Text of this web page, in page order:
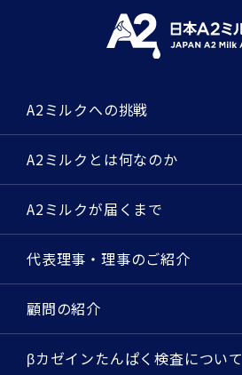
A2ミルクへの挑戦
A2ミルクとは何なのか
A2ミルクが届くまで
代表理事・理事のご紹介
顧問の紹介
βカゼインたんぱく検査について